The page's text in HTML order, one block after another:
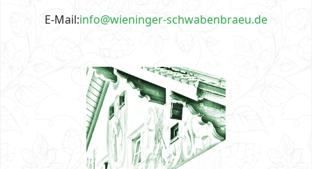
E-Mail:info@wieninger-schwabenbraeu.de